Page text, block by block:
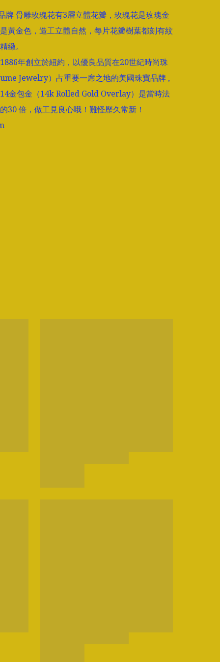
牌 骨雕玫瑰花有3層立體花瓣，玫瑰花是玫瑰金
黃金色，造工立體自然，每片花瓣樹葉都刻有紋
緻。
年創立於紐約，以優良品質在20世紀時尚珠
Jewelry）占重要一席之地的美國珠寶品牌 ,
金包金（14k Rolled Gold Overlay）是當時法
30 倍，做工見良心哦！難怪歷久常新！